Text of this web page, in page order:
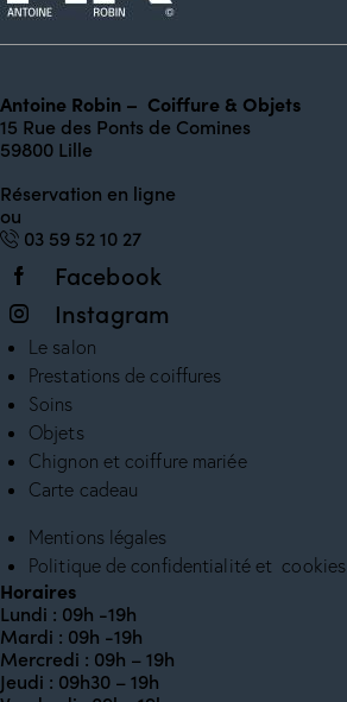
Antoine Robin – Coiffure & Objets
15 Rue des Ponts de Comines
59800 Lille
Réservation en ligne
ou
03 59 52 10 27
Facebook
Instagram
Le salon
Prestations de coiffures
Soins
Objets
Chignon et coiffure mariée
Carte cadeau
Mentions légales
Politique de confidentialité et cookies
Horaires
Lundi : 09h -19h
Mardi : 09h -19h
Mercredi : 09h – 19h
Jeudi : 09h30 – 19h